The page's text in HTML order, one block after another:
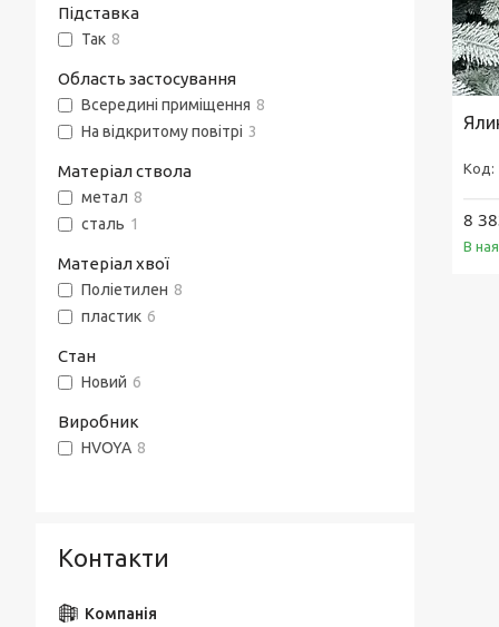
8
В
Підставка
Так 8
Область застосування
Всередині приміщення 8
На відкритому повітрі 3
Матеріал ствола
метал 8
сталь 1
Матеріал хвої
Поліетилен 8
пластик 6
Стан
Новий 6
Виробник
HVOYA 8
Контакти